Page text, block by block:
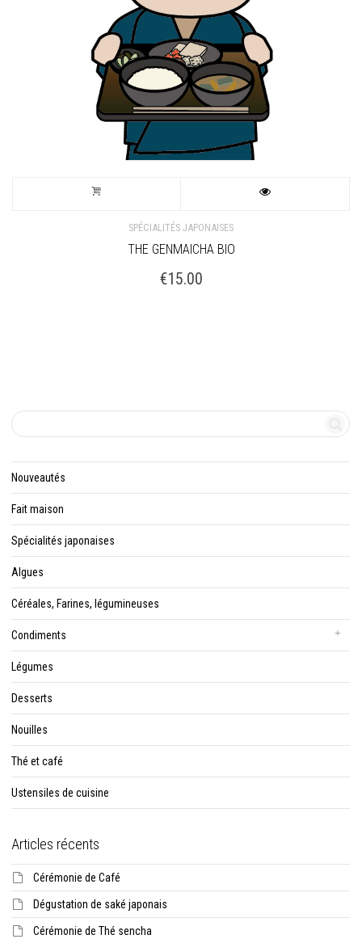
SPÉCIALITÉS JAPONAISES
THE GENMAICHA BIO
€15.00
Nouveautés
Fait maison
Spécialités japonaises
Algues
Céréales, Farines, légumineuses
Condiments
Légumes
Desserts
Nouilles
Thé et café
Ustensiles de cuisine
Articles récents
Cérémonie de Café
Dégustation de saké japonais
Cérémonie de Thé sencha